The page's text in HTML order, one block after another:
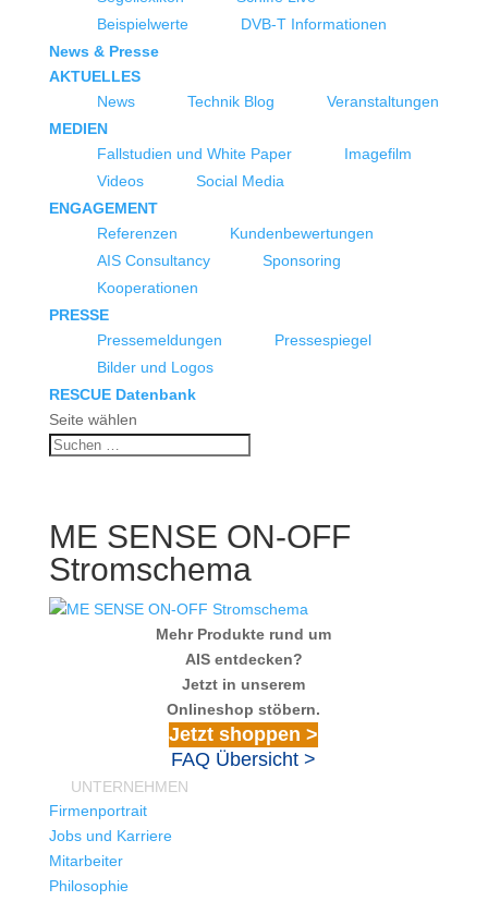
Beispielwerte
DVB-T Informationen
News & Presse
AKTUELLES
News
Technik Blog
Veranstaltungen
MEDIEN
Fallstudien und White Paper
Imagefilm
Videos
Social Media
ENGAGEMENT
Referenzen
Kundenbewertungen
AIS Consultancy
Sponsoring
Kooperationen
PRESSE
Pressemeldungen
Pressespiegel
Bilder und Logos
RESCUE Datenbank
Seite wählen
ME SENSE ON-OFF
Stromschema
Mehr Produkte rund um
AIS entdecken?
Jetzt in unserem
Onlineshop stöbern.
Jetzt shoppen >
FAQ Übersicht >
UNTERNEHMEN
Firmenportrait
Jobs und Karriere
Mitarbeiter
Philosophie